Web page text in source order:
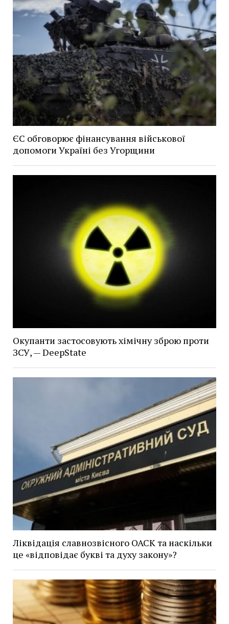
ЄС обговорює фінансування військової
допомоги Україні без Угорщини
Окупанти застосовують хімічну зброю проти
ЗСУ, — DeepState
Ліквідація славнозвісного ОАСК та наскільки
це «відповідає букві та духу закону»?